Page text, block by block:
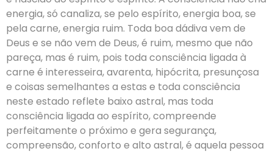
energia, só canaliza, se pelo espírito, energia boa, se
pela carne, energia ruim. Toda boa dádiva vem de
Deus e se não vem de Deus, é ruim, mesmo que não
pareça, mas é ruim, pois toda consciência ligada à
carne é interesseira, avarenta, hipócrita, presunçosa
e coisas semelhantes a estas e toda consciência
neste estado reflete baixo astral, mas toda
consciência ligada ao espírito, compreende
perfeitamente o próximo e gera segurança,
compreensão, conforto e alto astral, é aquela pessoa